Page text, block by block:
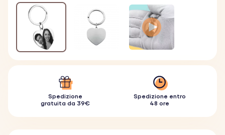
Spedizione
gratuita da 39€
Spedizione entro
48 ore